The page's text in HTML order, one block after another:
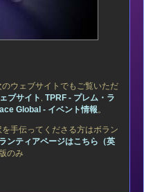
ウェブサイトでもご覧いただ
ブサイト , TPRF - プレム・ラ
Global - イベント情報。
手伝ってくださる方はボラン
ンティアページはこちら（英
のみ